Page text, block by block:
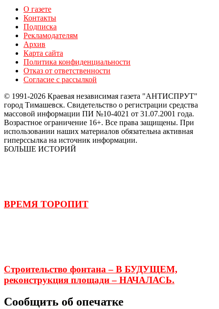
О газете
Контакты
Подписка
Рекламодателям
Архив
Карта сайта
Политика конфиденциальности
Отказ от ответственности
Согласие с рассылкой
© 1991-2026 Краевая независимая газета "АНТИСПРУТ"
город Тимашевск. Свидетельство о регистрации средства
массовой информации ПИ №10-4021 от 31.07.2001 года.
Возрастное ограничение 16+. Все права защищены. При
использовании наших материалов обязательна активная
гиперссылка на источник информации.
БОЛЬШЕ ИСТОРИЙ
ВРЕМЯ ТОРОПИТ
Строительство фонтана – В БУДУЩЕМ,
реконструкция площади – НАЧАЛАСЬ.
Сообщить об опечатке